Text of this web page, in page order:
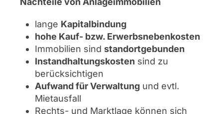
lange Kapitalbindung
hohe Kauf- bzw. Erwerbsnebenkosten
Immobilien sind standortgebunden
Instandhaltungskosten sind zu
berücksichtigen
Aufwand für Verwaltungund evtl.
Mietausfall
Rechts- und Marktlage können sich